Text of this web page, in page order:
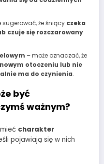
sugerować, że śniący czeka
czuje się rozczarowany
– może oznaczać, że
otoczeniu lub nie
ma do czynienia.
być
ważnym?
charakter
pojawiają się w nich